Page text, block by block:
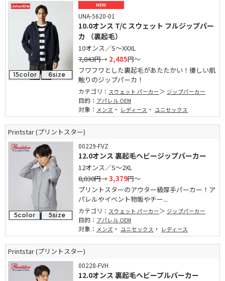
15color 6size
NEW
UNA-5620-01
10.0オンス T/C スウェット フルジップパー
カ （裏起毛）
10オンス／S～XXXL
7,843円→ 2,485円～
フワフワとした裏起毛があたたかい！優しい肌
触りのジップパーカ！
カテゴリ： スウェット パーカー ジップパーカー
目的： アパレル OEM
対象： メンズ ・ レディース ・ ユニセックス
Printstar (プリントスター)
5color 5size
00229-FVZ
12.0オンス 裏起毛ヘビージップパーカー
12オンス／S～2XL
8,030円→3,379円～
プリントスターのアウター級厚手パーカー！ア
パレルやイベント物販やチー...
カテゴリ： スウェット パーカー ジップパーカー
目的： アパレル OEM
対象： メンズ ・ ユニセックス ・ レディース
Printstar (プリントスター)
00228-FVH
12.0オンス 裏起毛ヘビープルパーカー